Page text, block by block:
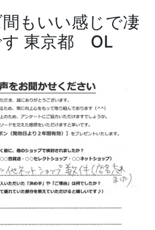
もいい感じで凄
東京都 OL